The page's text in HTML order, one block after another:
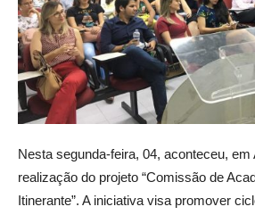
Nesta segunda-feira, 04, aconteceu,
realização do projeto “Comissão de
Itinerante”. A iniciativa visa promover